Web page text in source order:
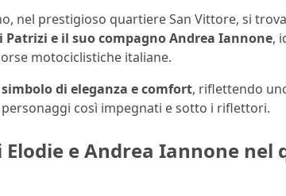
nel prestigioso quartiere San Vittore, si
Patrizi e il suo compagno Andrea Iannone,
motociclistiche italiane.
simbolo di eleganza e comfort, riflettendo
così impegnati e sotto i riflettori.
Elodie e Andrea Iannone nel